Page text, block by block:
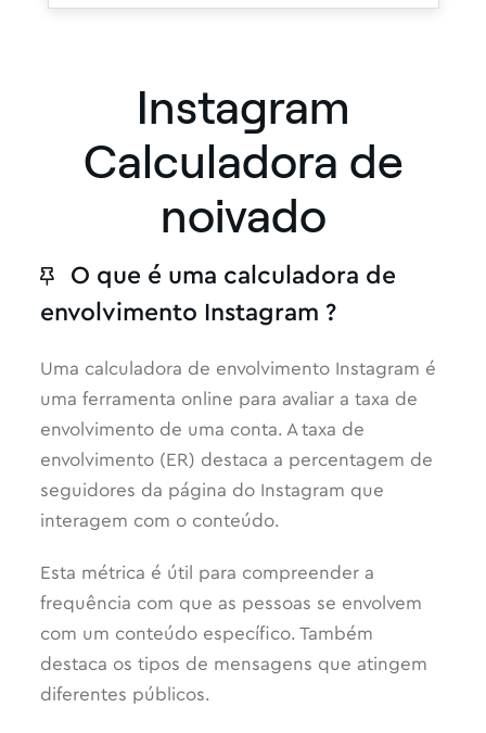
Instagram
Calculadora de
noivado
O que é uma calculadora de
envolvimento Instagram ?
Uma calculadora de envolvimento Instagram é
uma ferramenta online para avaliar a taxa de
envolvimento de uma conta. A taxa de
envolvimento (ER) destaca a percentagem de
seguidores da página do Instagram que
interagem com o conteúdo.
Esta métrica é útil para compreender a
frequência com que as pessoas se envolvem
com um conteúdo específico. Também
destaca os tipos de mensagens que atingem
diferentes públicos.